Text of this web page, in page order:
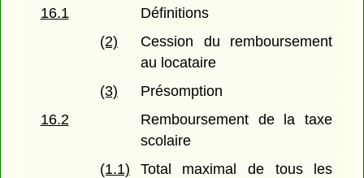
16.1
Définitions
(2)
Cession du remboursement
au locataire
(3)
Présomption
16.2
Remboursement de la taxe
scolaire
(1.1)
Total maximal de tous les